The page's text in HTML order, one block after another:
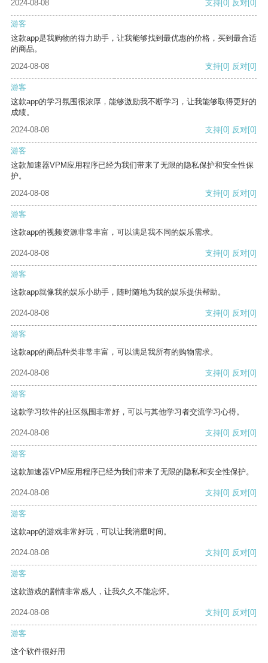
2024-08-08 支持 [0] 反对 [0]
游客
这款app是我购物的得力助手，让我能够找到最优惠的价格，买到最合适
的商品。
2024-08-08
支持[0] 反对[0]
游客
这款app的学习氛围很浓厚，能够激励我不断学习，让我能够取得更好的
成绩。
2024-08-08
支持[0] 反对[0]
游客
这款加速器VPM应用程序已经为我们带来了无限的隐私保护和安全性保
护。
2024-08-08
支持[0] 反对[0]
游客
这款app的视频资源非常丰富，可以满足我不同的娱乐需求。
2024-08-08 支持[0] 反对[0]
游客
这款app就像我的娱乐小助手，随时随地为我的娱乐提供帮助。
2024-08-08 支持[0] 反对[0]
游客
这款app的商品种类非常丰富，可以满足我所有的购物需求。
2024-08-08 支持[0] 反对[0]
游客
这款学习软件的社区氛围非常好，可以与其他学习者交流学习心得。
2024-08-08 支持[0] 反对[0]
游客
这款加速器VPM应用程序已经为我们带来了无限的隐私和安全性保护。
2024-08-08 支持[0] 反对[0]
游客
这款app的游戏非常好玩，可以让我消磨时间。
2024-08-08 支持[0] 反对[0]
游客
这款游戏的剧情非常感人，让我久久不能忘怀。
2024-08-08 支持[0] 反对[0]
游客
这个软件很好用